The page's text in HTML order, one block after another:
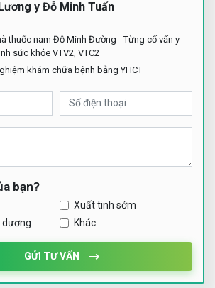
y Đỗ Minh Tuấn
thuốc nam Đỗ Minh Đường - Từng cố vấn y
sức khỏe VTV2, VTC2
khám chữa bệnh bằng YHCT
bạn?
Xuất tinh sớm
dương
Khác
GỬI TƯ VẤN